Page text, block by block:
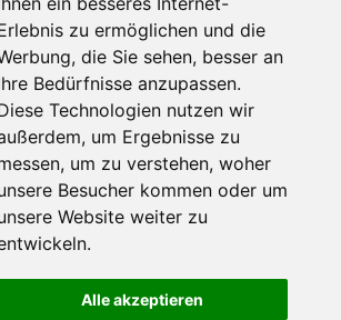
zu ermöglichen und die
die Sie sehen, besser an
Bedürfnisse anzupassen.
Technologien nutzen wir
um Ergebnisse zu
um zu verstehen, woher
Besucher kommen oder um
Website weiter zu
Alle akzeptieren
in Magdeburg Buckau wurde am 07
2026 aktualisiert.
für Verbraucher